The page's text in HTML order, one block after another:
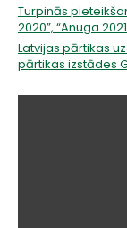
Turpinās
2020”, “Anuga
Latvijas pārtikas
pārtikas izstādes